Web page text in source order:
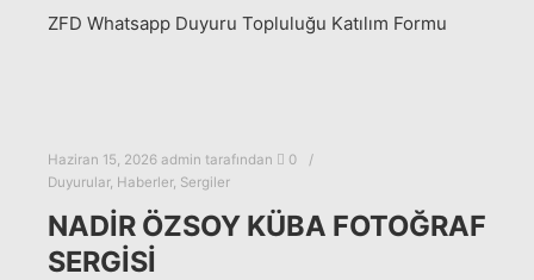
ZFD Whatsapp Duyuru Topluluğu Katılım Formu
Haziran 15, 2026 admin tarafından
0
Duyurular, Haberler, Sergiler
NADIR ÖZSOY KÜBA FOTOĞRAF
SERGISI